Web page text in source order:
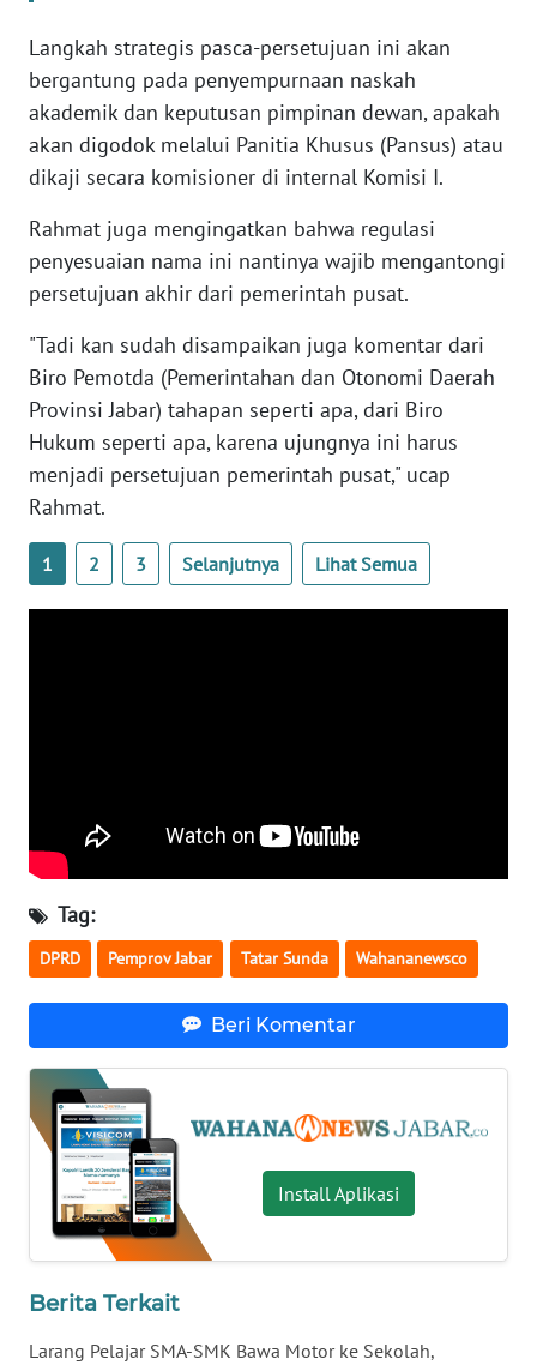
Langkah strategis pasca-persetujuan ini akan
bergantung pada penyempurnaan naskah
akademik dan keputusan pimpinan dewan, apakah
akan digodok melalui Panitia Khusus (Pansus) atau
dikaji secara komisioner di internal Komisi I.
Rahmat juga mengingatkan bahwa regulasi
penyesuaian nama ini nantinya wajib mengantongi
persetujuan akhir dari pemerintah pusat.
"Tadi kan sudah disampaikan juga komentar dari
Biro Pemotda (Pemerintahan dan Otonomi Daerah
Provinsi Jabar) tahapan seperti apa, dari Biro
Hukum seperti apa, karena ujungnya ini harus
menjadi persetujuan pemerintah pusat," ucap
Rahmat.
1 2 3 Selanjutnya Lihat Semua
Tag:
DPRD Pemprov Jabar Tatar Sunda Wahananewsco
Beri Komentar
Install Aplikasi
Berita Terkait
Larang Pelajar SMA-SMK Bawa Motor ke Sekolah,
WN
WN
SUMBAR
WN
WN
BENGKULU
WN
LAMPUNG
WN
JATENG
WN
BALI
WN
KALBAR
KALTENG
WN
KALTARA
WN
KALSEL
KALTIM